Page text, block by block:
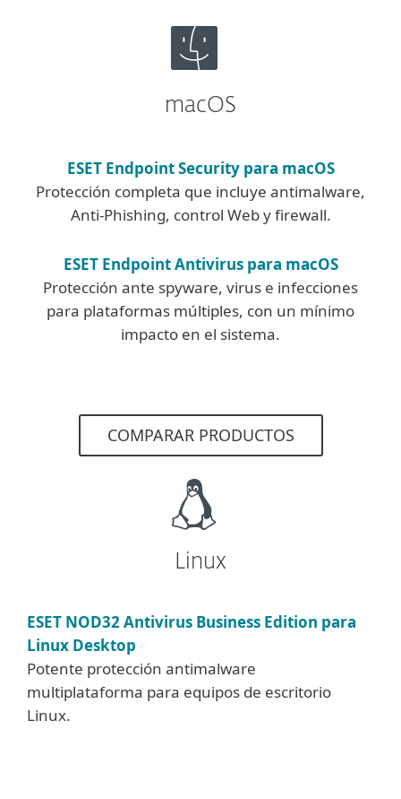
macOS
ESET Endpoint Security para macOS
Protección completa que incluye antimalware,
Anti-Phishing, control Web y firewall.
ESET Endpoint Antivirus para macOS
Protección ante spyware, virus e infecciones
para plataformas múltiples, con un mínimo
impacto en el sistema.
COMPARAR PRODUCTOS
Linux
ESET NOD32 Antivirus Business Edition para
Linux Desktop
Potente protección antimalware
multiplataforma para equipos de escritorio
Linux.